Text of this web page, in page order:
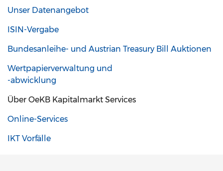
Unser Datenangebot
ISIN-Vergabe
Bundesanleihe- und Austrian Treasury Bill Auktionen
Wertpapierverwaltung und
-abwicklung
Über OeKB Kapitalmarkt Services
Online-Services
IKT Vorfälle